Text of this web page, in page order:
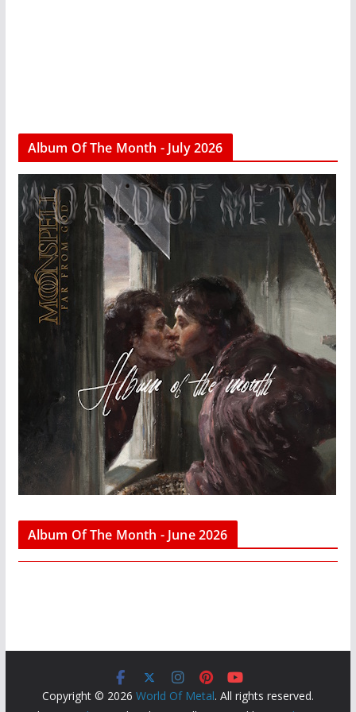
Album Of The Month - July 2026
Album Of The Month - June 2026
Copyright © 2026 World Of Metal. All rights reserved.